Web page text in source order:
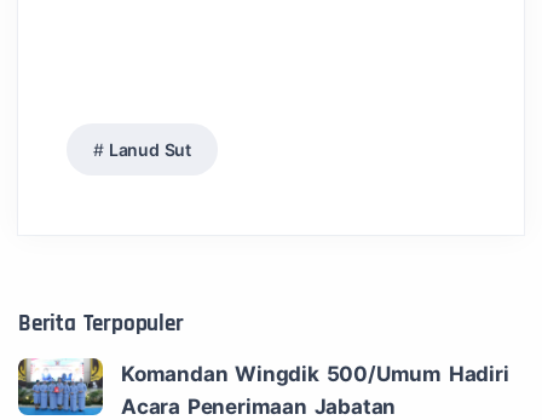
Lanud Sut
Berita Terpopuler
Komandan Wingdik 500/Umum Hadiri
Acara Penerimaan Jabatan